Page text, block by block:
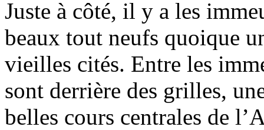
Juste à côté, il y a les
beaux tout neufs quoique
vieilles cités. Entre les
sont derrière des grilles,
belles cours centrales de